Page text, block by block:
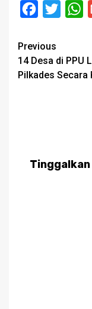
Facebook
Twitter
Post
Previous
14 Desa di PPU
Pilkades Secara
Tinggalkan